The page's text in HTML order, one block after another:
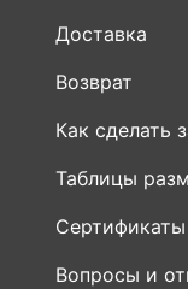
Доставка
Возврат
Как сделать
Таблицы
Сертификаты
Вопросы и